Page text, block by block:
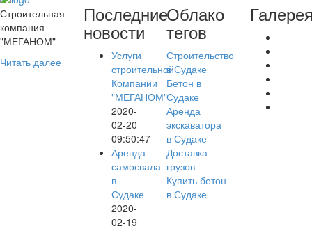
Строительная
компания
"МЕГАНОМ"
Читать далее
Последние
новости
Услуги
строительной
Компании
"МЕГАНОМ"
2020-
02-20
09:50:47
Аренда
самосвала
в
Судаке
2020-
02-19
Облако
тегов
Строительство
в Судаке
Бетон в
Судаке
Аренда
экскаватора
в Судаке
Доставка
грузов
Купить бетон
в Судаке